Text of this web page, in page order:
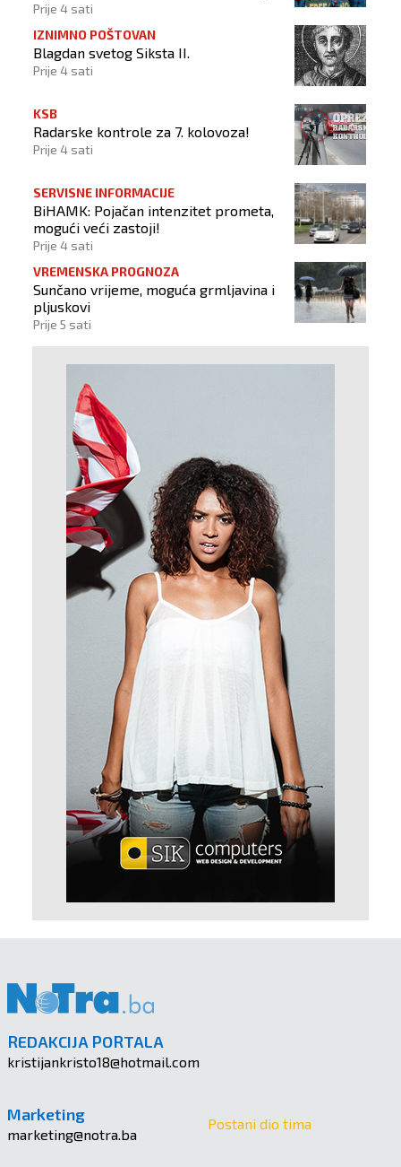
Prije 4 sati
IZNIMNO POŠTOVAN
Blagdan svetog Siksta II.
Prije 4 sati
KSB
Radarske kontrole za 7. kolovoza!
Prije 4 sati
SERVISNE INFORMACIJE
BiHAMK: Pojačan intenzitet prometa,
mogući veći zastoji!
Prije 4 sati
VREMENSKA PROGNOZA
Sunčano vrijeme, moguća grmljavina i
pljuskovi
Prije 5 sati
REDAKCIJA PORTALA
kristijankristo18@hotmail.com
Marketing
marketing@notra.ba
Postani dio tima